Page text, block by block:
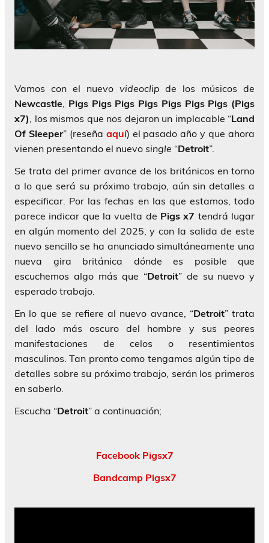
Vamos con el nuevo videoclip de los músicos de
Newcastle, Pigs Pigs Pigs Pigs Pigs Pigs Pigs (Pigs
x7), los mismos que nos dejaron un implacable “Land
Of Sleeper” (reseña aquí) el pasado año y que ahora
vienen presentando el nuevo single “Detroit”.
Se trata del primer avance de los británicos en torno
a lo que será su próximo trabajo, aún sin detalles a
especificar. Por las fechas en las que estamos, todo
parece indicar que la vuelta de Pigs x7 tendrá lugar
en algún momento del 2025, y con la salida de este
nuevo sencillo se ha anunciado simultáneamente una
nueva gira británica dónde es posible que
escuchemos algo más que “Detroit” de su nuevo y
esperado trabajo.
En lo que se refiere al nuevo avance, “Detroit” trata
del lado más oscuro del hombre y sus peores
manifestaciones de celos o resentimientos
masculinos. Tan pronto como tengamos algún tipo de
detalles sobre su próximo trabajo, serán los primeros
en saberlo.
Escucha “Detroit” a continuación;
Facebook Pigsx7
Bandcamp Pigsx7